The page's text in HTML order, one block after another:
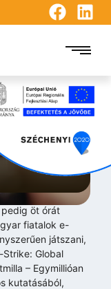
e-
öt órát
fiatalok e-
játszani,
Global
– Egymillióan
kutatásából,